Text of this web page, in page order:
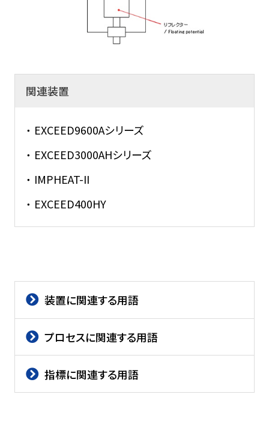
関連装置
EXCEED9600Aシリーズ
EXCEED3000AHシリーズ
IMPHEAT-II
EXCEED400HY
装置に関連する用語
プロセスに関連する用語
指標に関連する用語